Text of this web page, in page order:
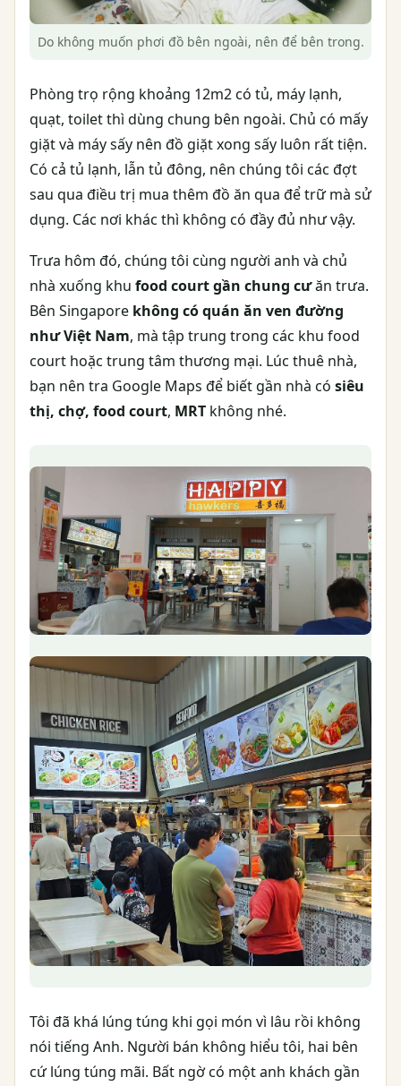
Do không muốn phơi đồ bên ngoài, nên để bên trong.
Phòng trọ rộng khoảng 12m2 có tủ, máy lạnh,
quạt, toilet thì dùng chung bên ngoài. Chủ có mấy
giặt và máy sấy nên đồ giặt xong sấy luôn rất tiện.
Có cả tủ lạnh, lẫn tủ đông, nên chúng tôi các đợt
sau qua điều trị mua thêm đồ ăn qua để trữ mà sử
dụng. Các nơi khác thì không có đầy đủ như vậy.
Trưa hôm đó, chúng tôi cùng người anh và chủ
nhà xuống khu food court gần chung cưăn trưa.
Bên Singapore không có quán ăn ven đường
như Việt Nam, mà tập trung trong các khu food
court hoặc trung tâm thương mại. Lúc thuê nhà,
bạn nên tra Google Maps để biết gần nhà có siêu
thị, chợ, food court, MRT không nhé.
Tôi đã khá lúng túng khi gọi món vì lâu rồi không
nói tiếng Anh. Người bán không hiểu tôi, hai bên
cứ lúng túng mãi. Bất ngờ có một anh khách gần